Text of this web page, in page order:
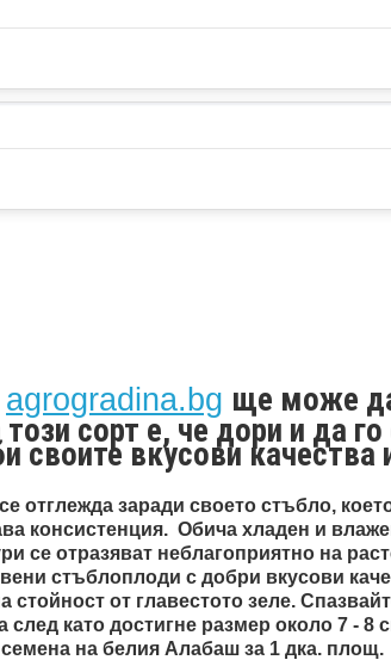
agrogradina.bg ще може
сорт е, че дори и да
своите вкусови качества
отглежда заради своето стъбло,
консистенция. Обича хладен и
се отразяват неблагоприятно на
стъблоплоди с добри вкусови
от главестото зеле.
след като достигне размер около 7 -
на белия Алабаш за 1 дка. площ.